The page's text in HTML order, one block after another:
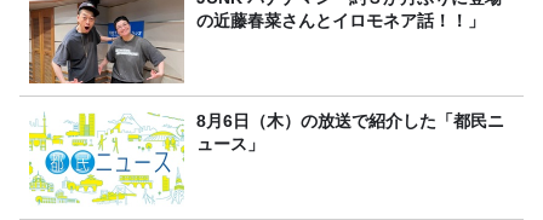
の近藤春菜さんとイロモネア話！！」
8月6日（木）の放送で紹介した「都民ニ
ュース」